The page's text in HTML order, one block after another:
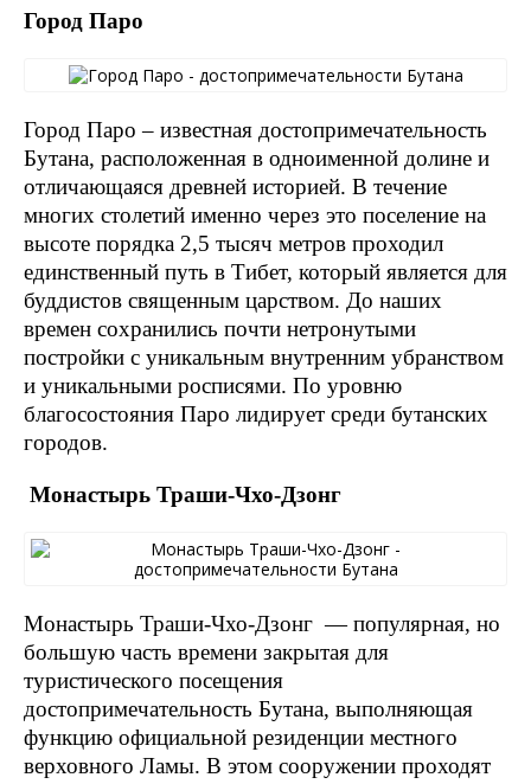
Город Паро
Город Паро – известная достопримечательность
Бутана, расположенная в одноименной долине и
отличающаяся древней историей. В течение
многих столетий именно через это поселение на
высоте порядка 2,5 тысяч метров проходил
единственный путь в Тибет, который является для
буддистов священным царством. До наших
времен сохранились почти нетронутыми
постройки с уникальным внутренним убранством
и уникальными росписями. По уровню
благосостояния Паро лидирует среди бутанских
городов.
Монастырь Траши-Чхо-Дзонг
Монастырь Траши-Чхо-Дзонг — популярная, но
большую часть времени закрытая для
туристического посещения
достопримечательность Бутана, выполняющая
функцию официальной резиденции местного
верховного Ламы. В этом сооружении проходят